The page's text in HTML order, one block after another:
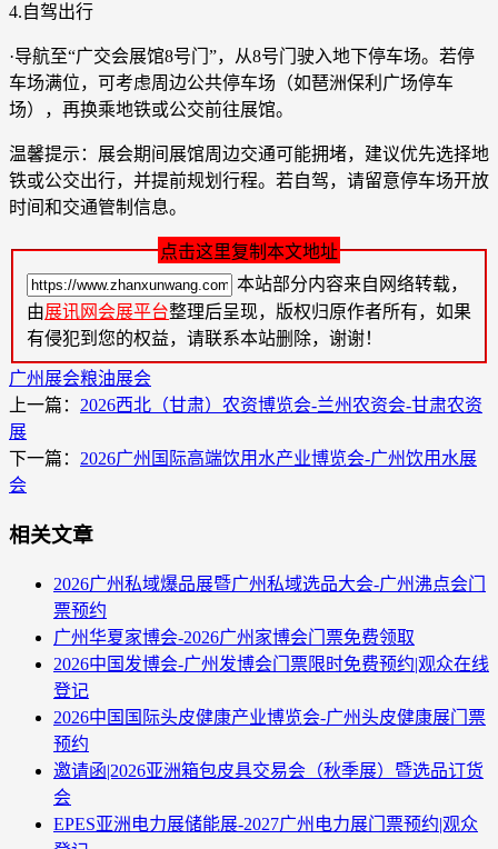
4.自驾出行
·导航至“广交会展馆8号门”，从8号门驶入地下停车场。若停
车场满位，可考虑周边公共停车场（如琶洲保利广场停车
场），再换乘地铁或公交前往展馆。
温馨提示：展会期间展馆周边交通可能拥堵，建议优先选择地
铁或公交出行，并提前规划行程。若自驾，请留意停车场开放
时间和交通管制信息。
点击这里复制本文地址
本站部分内容来自网络转载，
由展讯网会展平台整理后呈现，版权归原作者所有，如果
有侵犯到您的权益，请联系本站删除，谢谢！
广州展会粮油展会
上一篇： 2026西北（甘肃）农资博览会-兰州农资会-甘肃农资
展
下一篇： 2026广州国际高端饮用水产业博览会-广州饮用水展
会
相关文章
2026广州私域爆品展暨广州私域选品大会-广州沸点会门
票预约
广州华夏家博会-2026广州家博会门票免费领取
2026中国发博会-广州发博会门票限时免费预约|观众在线
登记
2026中国国际头皮健康产业博览会-广州头皮健康展门票
预约
邀请函|2026亚洲箱包皮具交易会（秋季展）暨选品订货
会
EPES亚洲电力展储能展-2027广州电力展门票预约|观众